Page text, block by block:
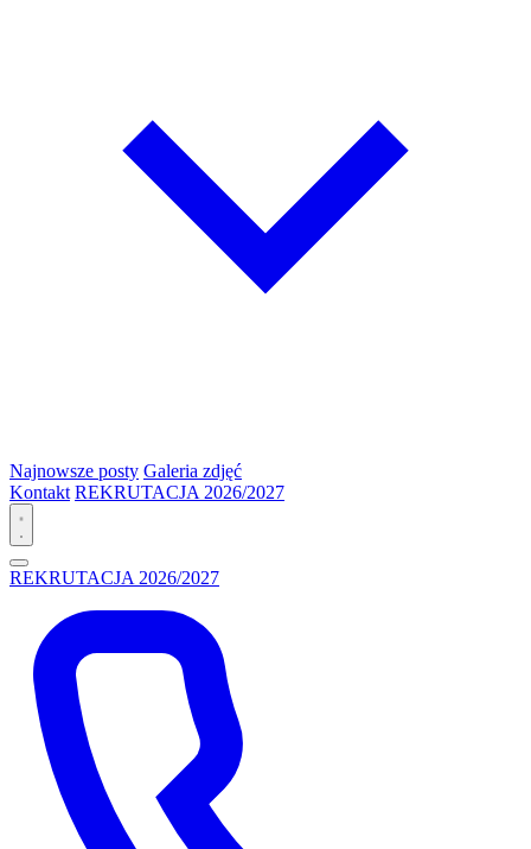
Najnowsze posty Galeria zdjęć
Kontakt REKRUTACJA 2026/2027
REKRUTACJA 2026/2027